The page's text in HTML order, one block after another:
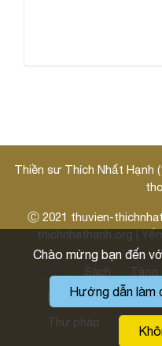
Thiền sư Thích Nhất Hạnh
Ⓒ 2021 thuvien-
thichnhathanh.org
Sách Tàng
Danh ngôn
Pháp
Thư pháp
Thư thầy
Chào mừng bạn đến
Hướng dẫn làm